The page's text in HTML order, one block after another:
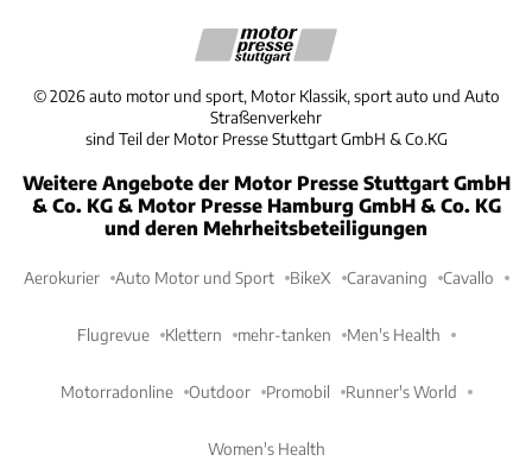
©2026 auto motor und sport, Motor Klassik, sport auto und Auto
Straßenverkehr
sind Teil der Motor Presse Stuttgart GmbH & Co.KG
Weitere Angebote der Motor Presse Stuttgart GmbH
& Co. KG & Motor Presse Hamburg GmbH & Co. KG
und deren Mehrheitsbeteiligungen
Aerokurier Auto Motor und Sport BikeX Caravaning Cavallo
Flugrevue Klettern mehr-tanken Men's Health
Motorradonline Outdoor Promobil Runner's World
Women's Health